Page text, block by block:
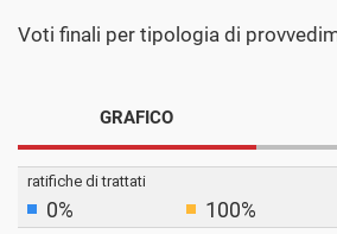
Voti finali per tipologia di
GRAFICO